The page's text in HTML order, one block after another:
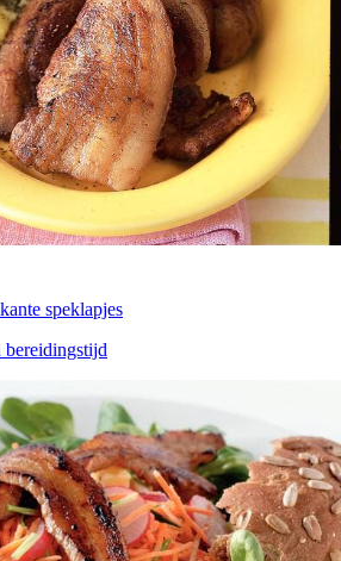
speklapjes
bereidingstijd